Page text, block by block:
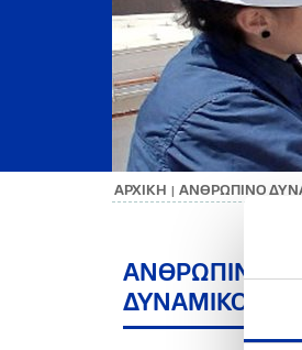
ΑΡΧΙΚΗ | ΑΝΘΡΩΠΙΝΟ
ΑΝΘΡΩΠΙΝΟ
ΔΥΝΑΜΙΚΟ